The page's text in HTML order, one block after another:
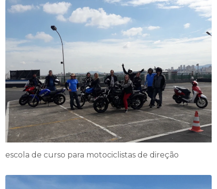
escola de curso para motociclistas de direção